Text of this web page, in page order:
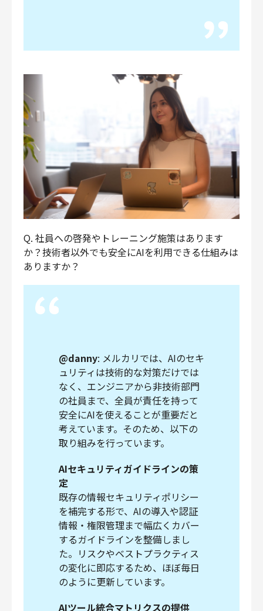
Q. 社員への啓発やトレーニング施策はあります
か？技術者以外でも安全にAIを利用できる仕組みは
ありますか？
@danny: メルカリでは、AIのセキ
ュリティは技術的な対策だけでは
なく、エンジニアから非技術部門
の社員まで、全員が責任を持って
安全にAIを使えることが重要だと
考えています。そのため、以下の
取り組みを行っています。
AIセキュリティガイドラインの策
定
既存の情報セキュリティポリシー
を補完する形で、AIの導入や認証
情報・権限管理まで幅広くカバー
するガイドラインを整備しまし
た。リスクやベストプラクティス
の変化に即応するため、ほぼ毎日
のように更新しています。
AIツール統合マトリクスの提供